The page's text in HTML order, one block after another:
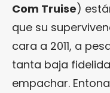
Com Truise)
que su
cara a 2011, a
tanta baja
empachar.